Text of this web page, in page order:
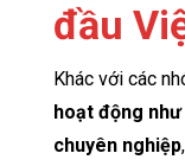
đầu
Khác với các
hoạt động
chuyên nghiệp